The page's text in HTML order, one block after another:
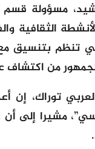
مسؤولة قسم
الثقافية
تنظم بتنسيق
من اكتشاف
توراك، إن
مشيرا إلى أن